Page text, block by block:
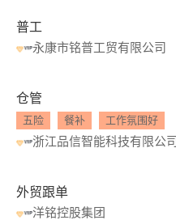
普工
永康市铭普工贸有限公司
仓管
五险 餐补 工作氛围好
浙江品信智能科技有限公司
外贸跟单
洋铭控股集团